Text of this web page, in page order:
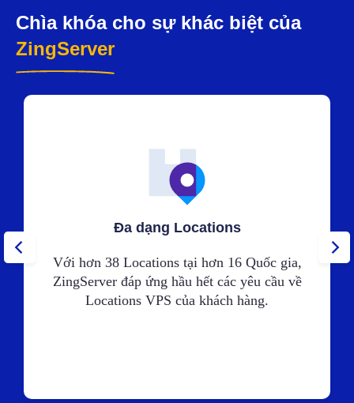
Chìa khóa cho sự khác biệt của
ZingServer
Đa dạng Locations
Với hơn 38 Locations tại hơn 16 Quốc gia,
ZingServer đáp ứng hầu hết các yêu cầu về
Locations VPS của khách hàng.